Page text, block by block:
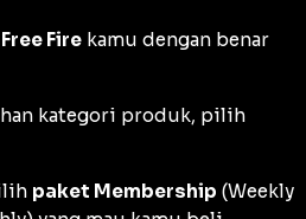
Fire kamu dengan benar
kategori produk, pilih
paket Membership (Weekly